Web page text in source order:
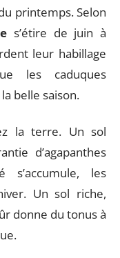
printemps. Selon
s’étire de juin à
leur habillage
les caduques
belle saison.
la terre. Un sol
d’agapanthes
s’accumule, les
Un sol riche,
donne du tonus à